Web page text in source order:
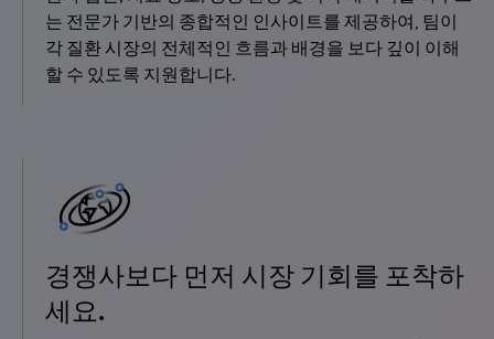
는 전문가 기반의 종합적인 인사이트를 제공하여, 팀이
각 질환 시장의 전체적인 흐름과 배경을 보다 깊이 이해
할 수 있도록 지원합니다.
경쟁사보다 먼저 시장 기회를 포착하
세요.